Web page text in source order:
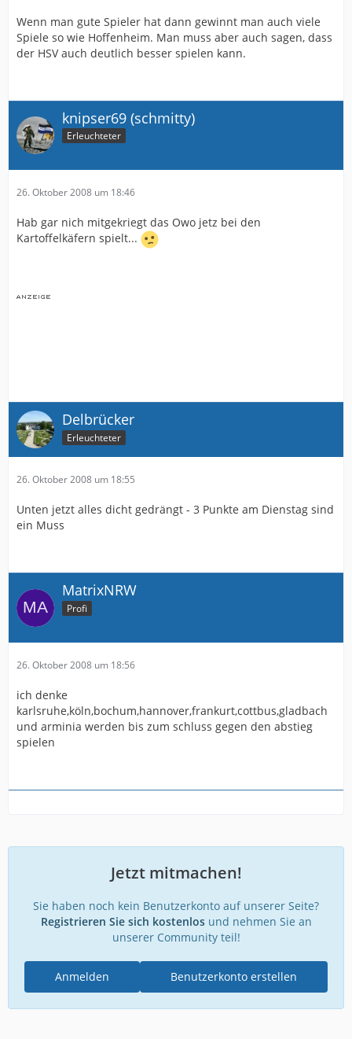
Wenn man gute Spieler hat dann gewinnt man auch viele
Spiele so wie Hoffenheim. Man muss aber auch sagen, dass
der HSV auch deutlich besser spielen kann.
knipser69 (schmitty)
Erleuchteter
26. Oktober 2008 um 18:46
Hab gar nich mitgekriegt das Owo jetz bei den
Kartoffelkäfern spielt...
Delbrücker
Erleuchteter
26. Oktober 2008 um 18:55
Unten jetzt alles dicht gedrängt - 3 Punkte am Dienstag sind
ein Muss
MatrixNRW
Profi
26. Oktober 2008 um 18:56
ich denke
karlsruhe,köln,bochum,hannover,frankurt,cottbus,gladbach
und arminia werden bis zum schluss gegen den abstieg
spielen
Jetzt mitmachen!
Sie haben noch kein Benutzerkonto auf unserer Seite?
Registrieren Sie sich kostenlosund nehmen Sie an
unserer Community teil!
Benutzerkonto erstellen
Anmelden